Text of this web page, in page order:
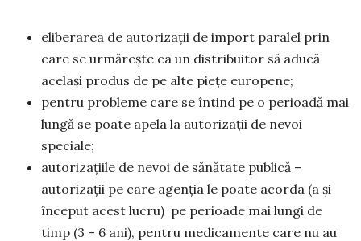
eliberarea de autorizații de import paralel prin
care se urmărește ca un distribuitor să aducă
același produs de pe alte piețe europene;
pentru probleme care se întind pe o perioadă mai
lungă se poate apela la autorizații de nevoi
speciale;
autorizațiile de nevoi de sănătate publică –
autorizații pe care agenția le poate acorda (a și
început acest lucru) pe perioade mai lungi de
timp (3 – 6 ani), pentru medicamente care nu au